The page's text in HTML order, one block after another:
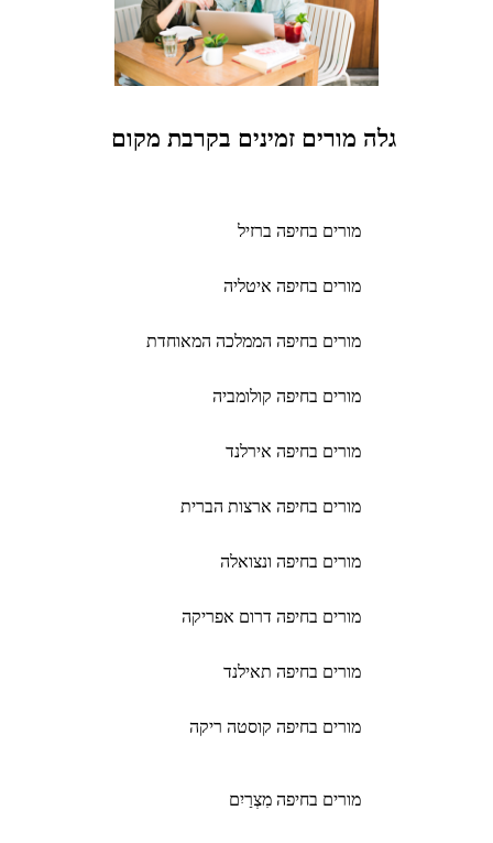
גלה מורים זמינים בקרבת מקום
מורים בחיפה ברזיל
מורים בחיפה איטליה
מורים בחיפה הממלכה המאוחדת
מורים בחיפה קולומביה
מורים בחיפה אירלנד
מורים בחיפה ארצות הברית
מורים בחיפה ונצואלה
מורים בחיפה דרום אפריקה
מורים בחיפה תאילנד
מורים בחיפה קוסטה ריקה
מורים בחיפה מִצְרַיִם